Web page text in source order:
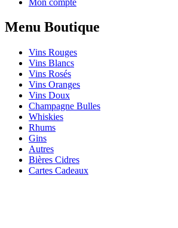
Menu Boutique
Vins Rouges
Vins Blancs
Vins Rosés
Vins Oranges
Vins Doux
Champagne Bulles
Whiskies
Rhums
Gins
Autres
Bières Cidres
Cartes Cadeaux